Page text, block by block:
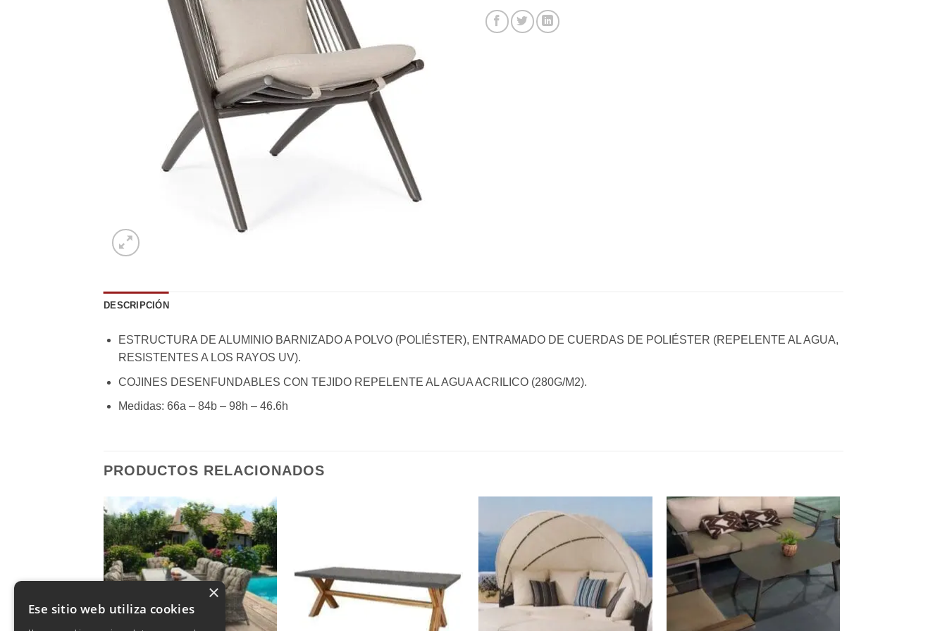
DESCRIPCIÓN
ESTRUCTURA DE ALUMINIO BARNIZADO A POLVO (POLIÉSTER), ENTRAMADO DE CUERDAS DE POLIÉSTER (REPELENTE AL AGUA,
RESISTENTES A LOS RAYOS UV).
COJINES DESENFUNDABLES CON TEJIDO REPELENTE AL AGUA ACRILICO (280G/M2).
Medidas: 66a – 84b – 98h – 46.6h
PRODUCTOS RELACIONADOS
×
Ese sitio web utiliza cookies